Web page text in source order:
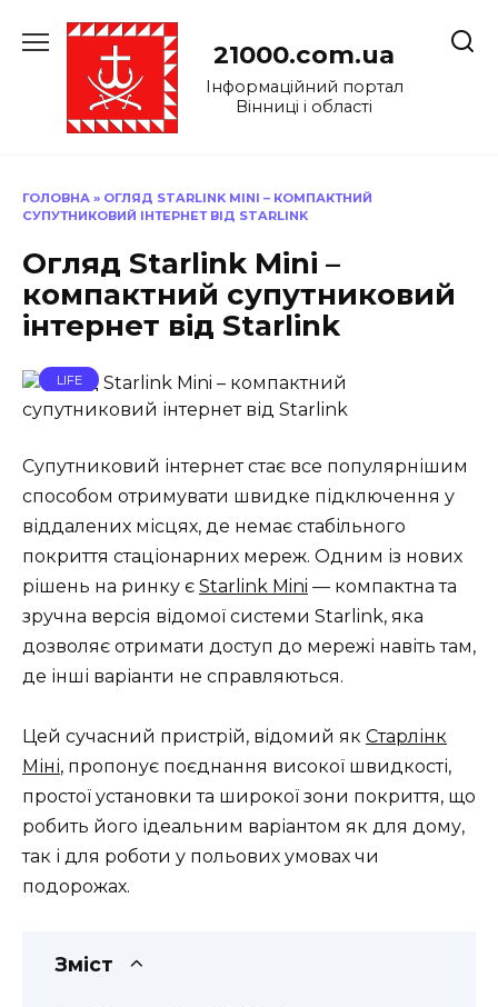
до
21000.com.ua
Інформаційний портал
Вінниці і області
ГОЛОВНА » ОГЛЯД STARLINK MINI – КОМПАКТНИЙ
СУПУТНИКОВИЙ ІНТЕРНЕТ ВІД STARLINK
Огляд Starlink Mini –
компактний супутниковий
інтернет від Starlink
LIFE
Супутниковий інтернет стає все популярнішим
способом отримувати швидке підключення у
віддалених місцях, де немає стабільного
покриття стаціонарних мереж. Одним із нових
рішень на ринку є Starlink Mini — компактна та
зручна версія відомої системи Starlink, яка
дозволяє отримати доступ до мережі навіть там,
де інші варіанти не справляються.
Цей сучасний пристрій, відомий як Старлінк
Міні, пропонує поєднання високої швидкості,
простої установки та широкої зони покриття, що
робить його ідеальним варіантом як для дому,
так і для роботи у польових умовах чи
подорожах.
Зміст